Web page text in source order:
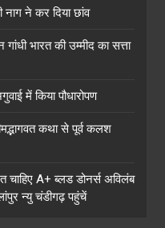
नाग ने कर दिया छांव
भारत की उम्मीद का सत्ता
में किया पौधारोपण
कथा से पूर्व कलश
चाहिए A+ ब्लड डोनर्स अविलंब
न्यु चंडीगढ़ पहुंचें